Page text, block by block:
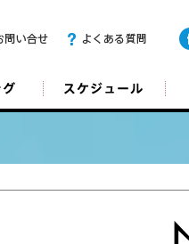
ランキング ス